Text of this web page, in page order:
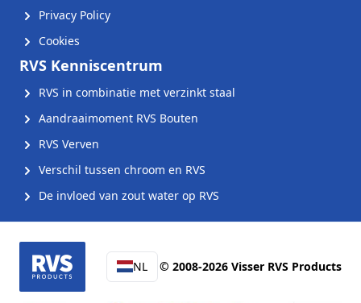
Privacy Policy
Cookies
RVS Kenniscentrum
RVS in combinatie met verzinkt staal
Aandraaimoment RVS Bouten
RVS Verven
Verschil tussen chroom en RVS
De invloed van zout water op RVS
NL © 2008-2026 Visser RVS Products